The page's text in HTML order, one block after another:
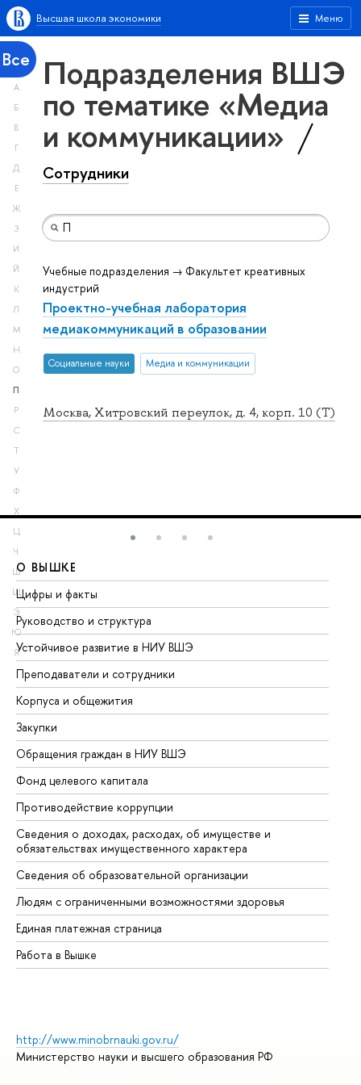
Меню
Высшая школа экономики
Все
А
Б
В
Г
Д
Е
Ж
З
И
Й
К
Л
М
Н
О
П
Р
С
Т
У
Ф
Х
Ц
Ч
Ш
Щ
Э
Ю
Я
Подразделения ВШЭ
по тематике «Медиа
и коммуникации»
Сотрудники
Москва, Хитровский переулок, д. 4, корп. 10 (Т)
Учебные подразделения → Факультет креативных
индустрий
Проектно-учебная лаборатория
медиакоммуникаций в образовании
Социальные науки Медиа и коммуникации
О ВЫШКЕ
Цифры и факты
Руководство и структура
Устойчивое развитие в НИУ ВШЭ
Преподаватели и сотрудники
Корпуса и общежития
Закупки
Обращения граждан в НИУ ВШЭ
Фонд целевого капитала
Противодействие коррупции
Сведения о доходах, расходах, об имуществе и
обязательствах имущественного характера
Сведения об образовательной организации
Людям с ограниченными возможностями здоровья
Единая платежная страница
Работа в Вышке
http://www.minobrnauki.gov.ru/
Министерство науки и высшего образования РФ